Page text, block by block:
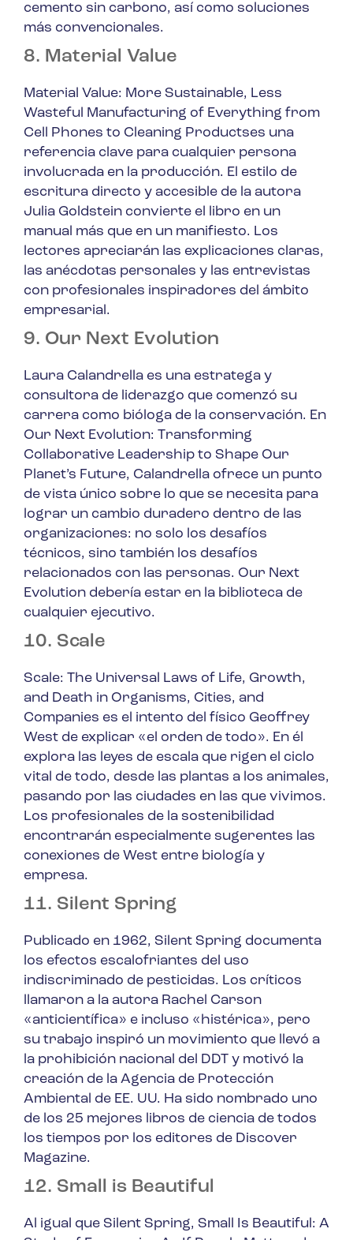
cemento sin carbono, así como soluciones
más convencionales.
8. Material Value
Material Value: More Sustainable, Less
Wasteful Manufacturing of Everything from
Cell Phones to Cleaning Productses una
referencia clave para cualquier persona
involucrada en la producción. El estilo de
escritura directo y accesible de la autora
Julia Goldstein convierte el libro en un
manual más que en un manifiesto. Los
lectores apreciarán las explicaciones claras,
las anécdotas personales y las entrevistas
con profesionales inspiradores del ámbito
empresarial.
9. Our Next Evolution
Laura Calandrella es una estratega y
consultora de liderazgo que comenzó su
carrera como bióloga de la conservación. En
Our Next Evolution: Transforming
Collaborative Leadership to Shape Our
Planet’s Future, Calandrella ofrece un punto
de vista único sobre lo que se necesita para
lograr un cambio duradero dentro de las
organizaciones: no solo los desafíos
técnicos, sino también los desafíos
relacionados con las personas. Our Next
Evolution debería estar en la biblioteca de
cualquier ejecutivo.
10. Scale
Scale: The Universal Laws of Life, Growth,
and Death in Organisms, Cities, and
Companies es el intento del físico Geoffrey
West de explicar «el orden de todo». En él
explora las leyes de escala que rigen el ciclo
vital de todo, desde las plantas a los animales,
pasando por las ciudades en las que vivimos.
Los profesionales de la sostenibilidad
encontrarán especialmente sugerentes las
conexiones de West entre biología y
empresa.
11. Silent Spring
Publicado en 1962, Silent Spring documenta
los efectos escalofriantes del uso
indiscriminado de pesticidas. Los críticos
llamaron a la autora Rachel Carson
«anticientífica» e incluso «histérica», pero
su trabajo inspiró un movimiento que llevó a
la prohibición nacional del DDT y motivó la
creación de la Agencia de Protección
Ambiental de EE. UU. Ha sido nombrado uno
de los 25 mejores libros de ciencia de todos
los tiempos por los editores de Discover
Magazine.
12. Small is Beautiful
Al igual que Silent Spring, Small Is Beautiful: A